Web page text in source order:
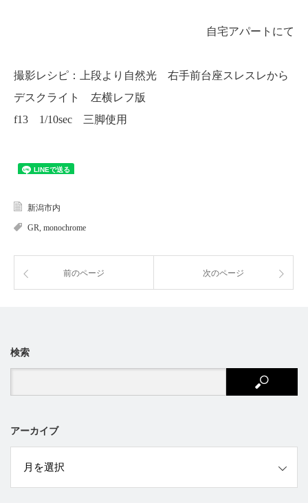
自宅アパートにて
撮影レシピ：上段より自然光 右手前台座スレスレから
デスクライト 左横レフ版
f13 1/10sec 三脚使用
新潟市内
GR, monochrome
前のページ 次のページ
検索
アーカイブ